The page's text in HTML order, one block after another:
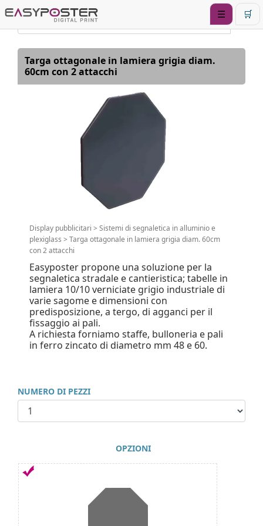
☰ 🛒
Targa ottagonale in lamiera grigia diam.
60cm con 2 attacchi
Display pubblicitari > Sistemi di segnaletica in alluminio e
plexiglass > Targa ottagonale in lamiera grigia diam. 60cm
con 2 attacchi
Easyposter propone una soluzione per la
segnaletica stradale e cantieristica; tabelle in
lamiera 10/10 verniciate grigio industriale di
varie sagome e dimensioni con
predisposizione, a tergo, di agganci per il
fissaggio ai pali.
A richiesta forniamo staffe, bulloneria e pali
in ferro zincato di diametro mm 48 e 60.
NUMERO DI PEZZI
OPZIONI